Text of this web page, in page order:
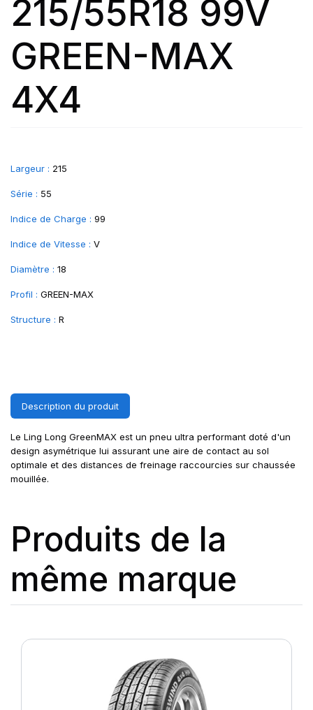
215/55R18 99V
GREEN-MAX
4X4
Largeur : 215
Série : 55
Indice de Charge : 99
Indice de Vitesse : V
Diamètre : 18
Profil : GREEN-MAX
Structure : R
Description du produit
Le Ling Long GreenMAX est un pneu ultra performant doté d'un
design asymétrique lui assurant une aire de contact au sol
optimale et des distances de freinage raccourcies sur chaussée
mouillée.
Produits de la
même marque